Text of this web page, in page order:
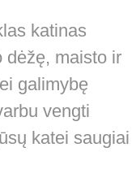
katinas
dėžę, maisto ir
galimybę
vengti
katei saugiai